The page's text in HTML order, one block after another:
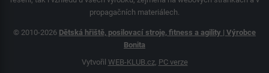
propagačních materiálech.
© 2010-2026 Dětská hřiště, posilovací stroje, fitness a agility | Výrobce
Bonita
Vytvořil WEB-KLUB.cz, PC verze